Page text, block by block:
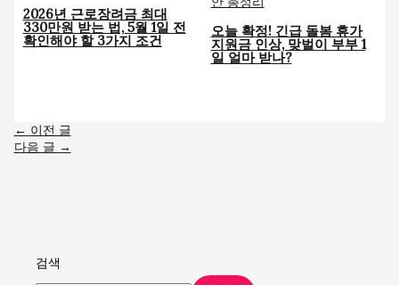
2026년 근로장려금 최대
330만원 받는 법, 5월 1일 전
확인해야 할 3가지 조건
오늘 확정! 긴급 돌봄 휴가
지원금 인상, 맞벌이 부부 1
일 얼마 받나?
← 이전 글
다음 글 →
검색